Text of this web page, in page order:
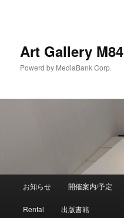
Art Gallery M84
Powerd by MediaBank Corp.
メインメニュー
メインコンテンツへ移動
サブコンテンツへ移動
お知らせ 開催案内/予定
Rental 出版書籍